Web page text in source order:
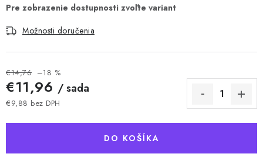
Možnosti doručenia
€14,76 –18 %
€11,96 / sada
€9,88 bez DPH
DO KOŠÍKA